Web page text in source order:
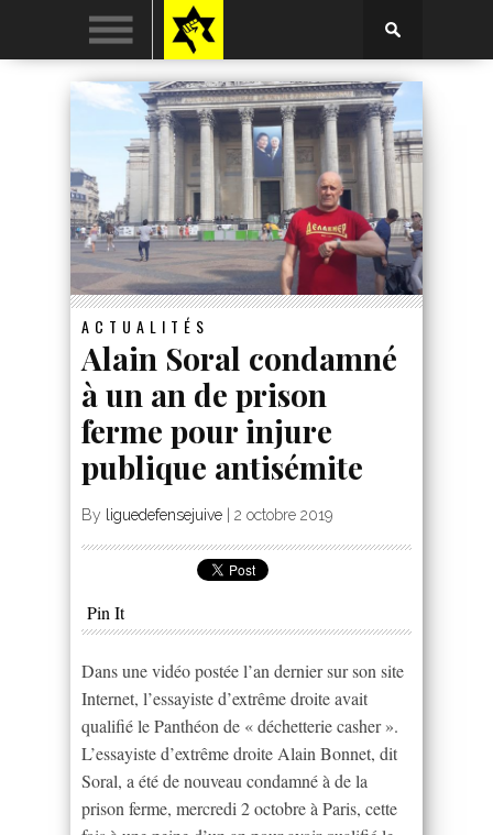
ACTUALITÉS
Alain Soral condamné
à un an de prison
ferme pour injure
publique antisémite
By liguedefensejuive 2 octobre 2019
Pin It
Dans une vidéo postée l’an dernier sur son site
Internet, l’essayiste d’extrême droite avait
qualifié le Panthéon de « déchetterie casher ».
L’essayiste d’extrême droite Alain Bonnet, dit
Soral, a été de nouveau condamné à de la
prison ferme, mercredi 2 octobre à Paris, cette